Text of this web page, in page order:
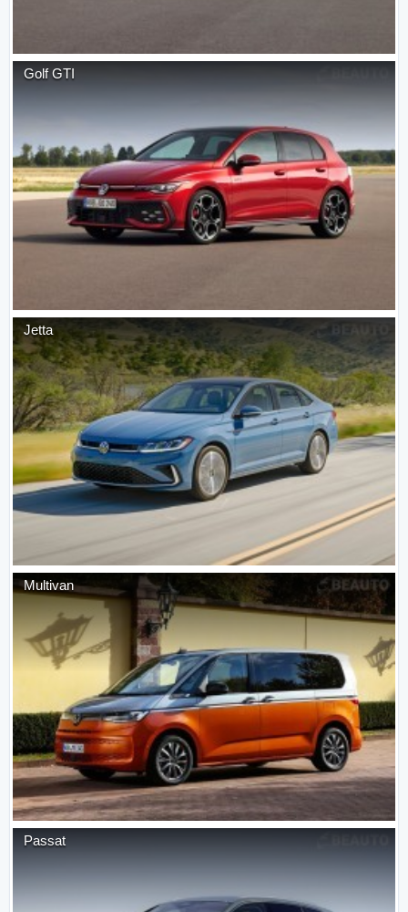
Golf GTI
Jetta
Multivan
Passat